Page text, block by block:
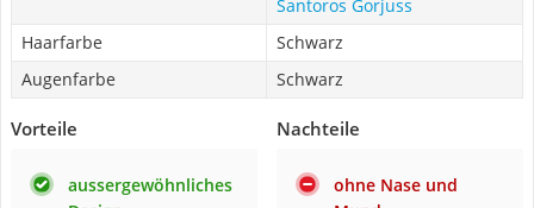
Santoros Gorjuss
Haarfarbe
Schwarz
Augenfarbe
Schwarz
Vorteile
aussergewöhnliches
Nachteile
ohne Nase und